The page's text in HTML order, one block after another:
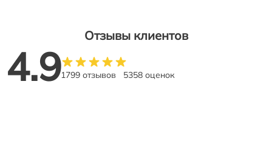
Отзывы клиентов
4.91799 отзывов 5358 оценок